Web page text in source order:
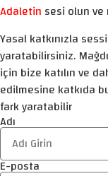
Adaletin sesi olun
Yasal katkınızla
yaratabilirsiniz.
için bize katılın ve
edilmesine katkıda
fark yaratabilir
Adı
E-posta